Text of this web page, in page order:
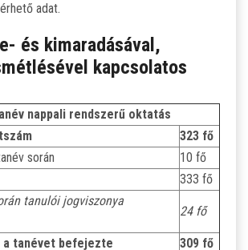
adat.
és kimaradásával,
kapcsolatos
nappali rendszerű oktatás
323 fő
során
10 fő
333 fő
tanulói jogviszonya
24 fő
a tanévet befejezte
309 fő